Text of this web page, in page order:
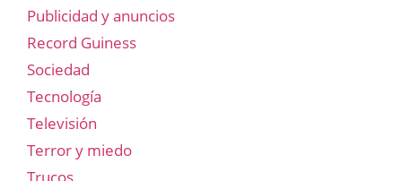
Publicidad y anuncios
Record Guiness
Sociedad
Tecnología
Televisión
Terror y miedo
Trucos